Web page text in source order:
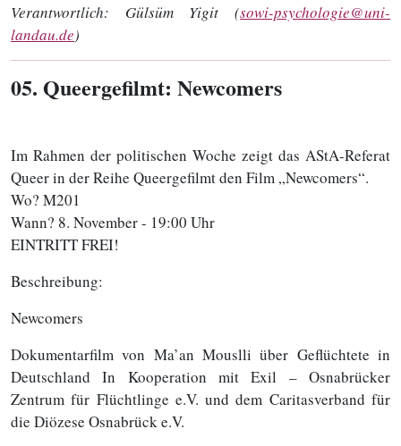
Verantwortlich: Gülsüm Yigit (sowi-psychologie@uni-
landau.de)
05. Queergefilmt: Newcomers
Im Rahmen der politischen Woche zeigt das AStA-Referat
Queer in der Reihe Queergefilmt den Film „Newcomers“.
Wo? M201
Wann? 8. November - 19:00 Uhr
EINTRITT FREI!
Beschreibung:
Newcomers
Dokumentarfilm von Ma’an Mouslli über Geflüchtete in
Deutschland In Kooperation mit Exil – Osnabrücker
Zentrum für Flüchtlinge e.V. und dem Caritasverband für
die Diözese Osnabrück e.V.